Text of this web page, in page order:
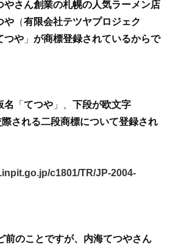
やさん創業の札幌の人気ラーメン店
や （有限会社テツヤプロジェク
つや 」 が商標登録されているからで
名 「 てつや 」、 下段が欧文字
される二段商標について登録され
c1801/TR/JP-2004-
前のことですが、内海てつやさん